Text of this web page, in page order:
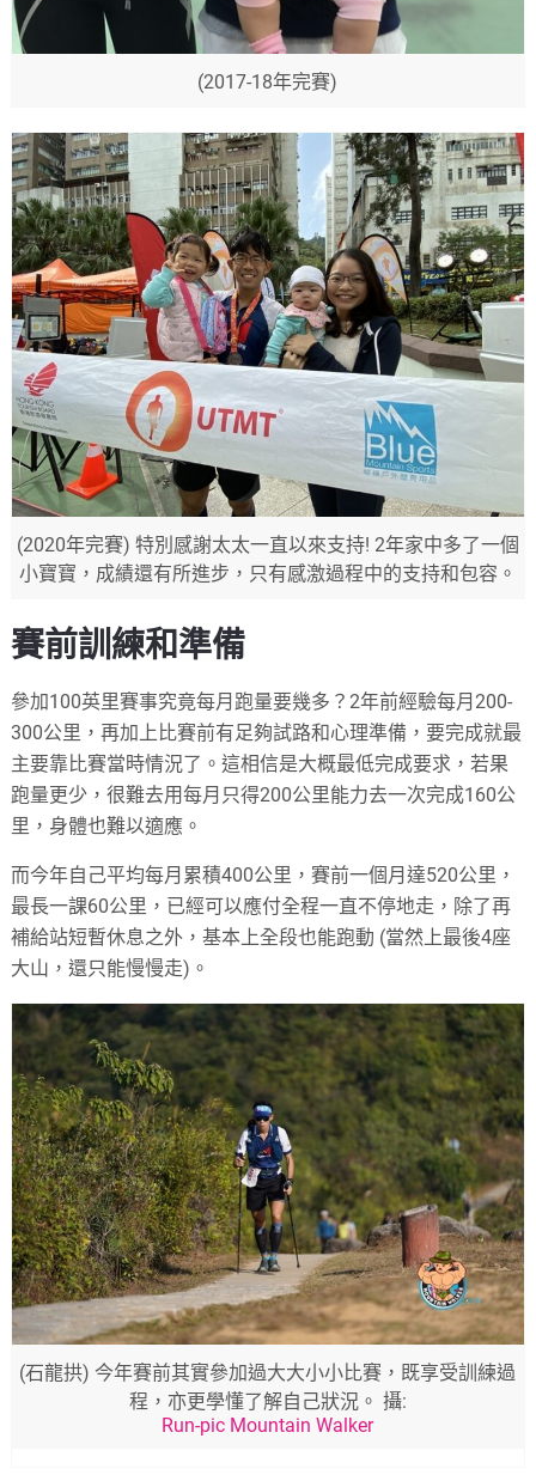
(2017-18年完賽)
(2020年完賽) 特別感謝太太一直以來支持! 2年家中多了一個
小寶寶，成績還有所進步，只有感激過程中的支持和包容。
賽前訓練和準備
參加100英里賽事究竟每月跑量要幾多？2年前經驗每月200-
300公里，再加上比賽前有足夠試路和心理準備，要完成就最
主要靠比賽當時情況了。這相信是大概最低完成要求，若果
跑量更少，很難去用每月只得200公里能力去一次完成160公
里，身體也難以適應。
而今年自己平均每月累積400公里，賽前一個月達520公里，
最長一課60公里，已經可以應付全程一直不停地走，除了再
補給站短暫休息之外，基本上全段也能跑動 (當然上最後4座
大山，還只能慢慢走)。
(石龍拱) 今年賽前其實參加過大大小小比賽，既享受訓練過
程，亦更學懂了解自己狀況。 攝:
Run-pic Mountain Walker